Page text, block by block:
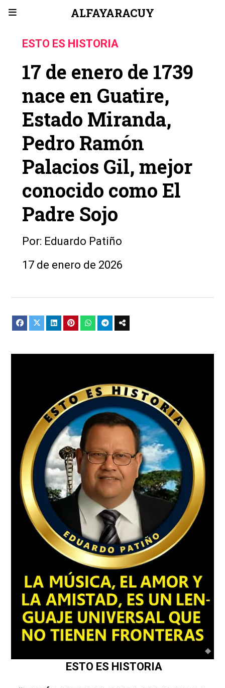
ALFAYARACUY
17 de enero de 1739
nace en Guatire,
Estado Miranda,
Pedro Ramón
Palacios Gil, mejor
conocido como El
Padre Sojo
ESTO ES HISTORIA
17 de enero de 2026
Por: Eduardo Patiño
ESTO ES HISTORIA